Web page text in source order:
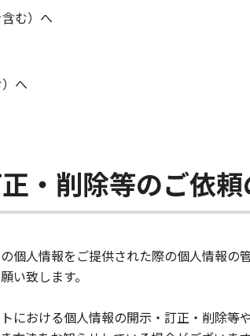
む）へ
へ
・削除等のご依
個人情報をご提供された際の個人情報
い致します。
における個人情報の開示・訂正・削除